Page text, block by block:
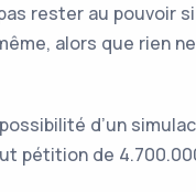
rester au pouvoir
alors que rien
d’un
pétition de